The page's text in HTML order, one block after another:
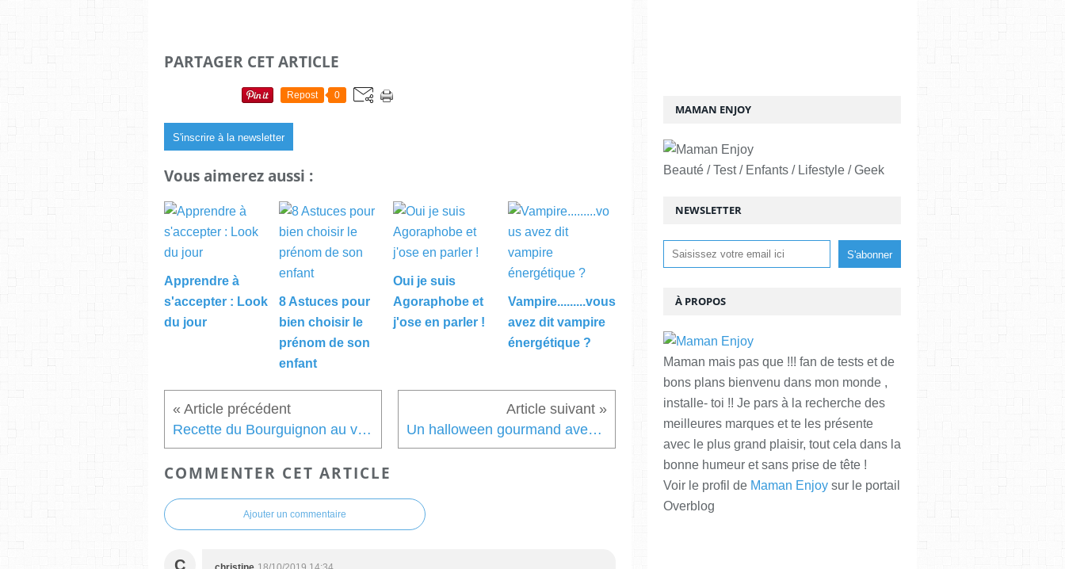
PARTAGER CET ARTICLE
Repost 0
S'inscrire à la newsletter
Vous aimerez aussi :
Apprendre à
s'accepter : Look
du jour
8 Astuces pour
bien choisir le
prénom de son
enfant
Oui je suis
Agoraphobe et
j'ose en parler !
Vampire.........vous
avez dit vampire
énergétique ?
Recette du Bourguignon au vin blanc Un halloween gourmand avec Fizzy distribution
COMMENTER CET ARTICLE
Ajouter un commentaire
C
NEWSLETTER
MAMAN ENJOY
Beauté / Test / Enfants / Lifestyle / Geek
À PROPOS
Maman mais pas que !!! fan de tests et de
bons plans bienvenu dans mon monde ,
installe- toi !! Je pars à la recherche des
meilleures marques et te les présente
avec le plus grand plaisir, tout cela dans la
bonne humeur et sans prise de tête !
Voir le profil de Maman Enjoy sur le portail
Overblog